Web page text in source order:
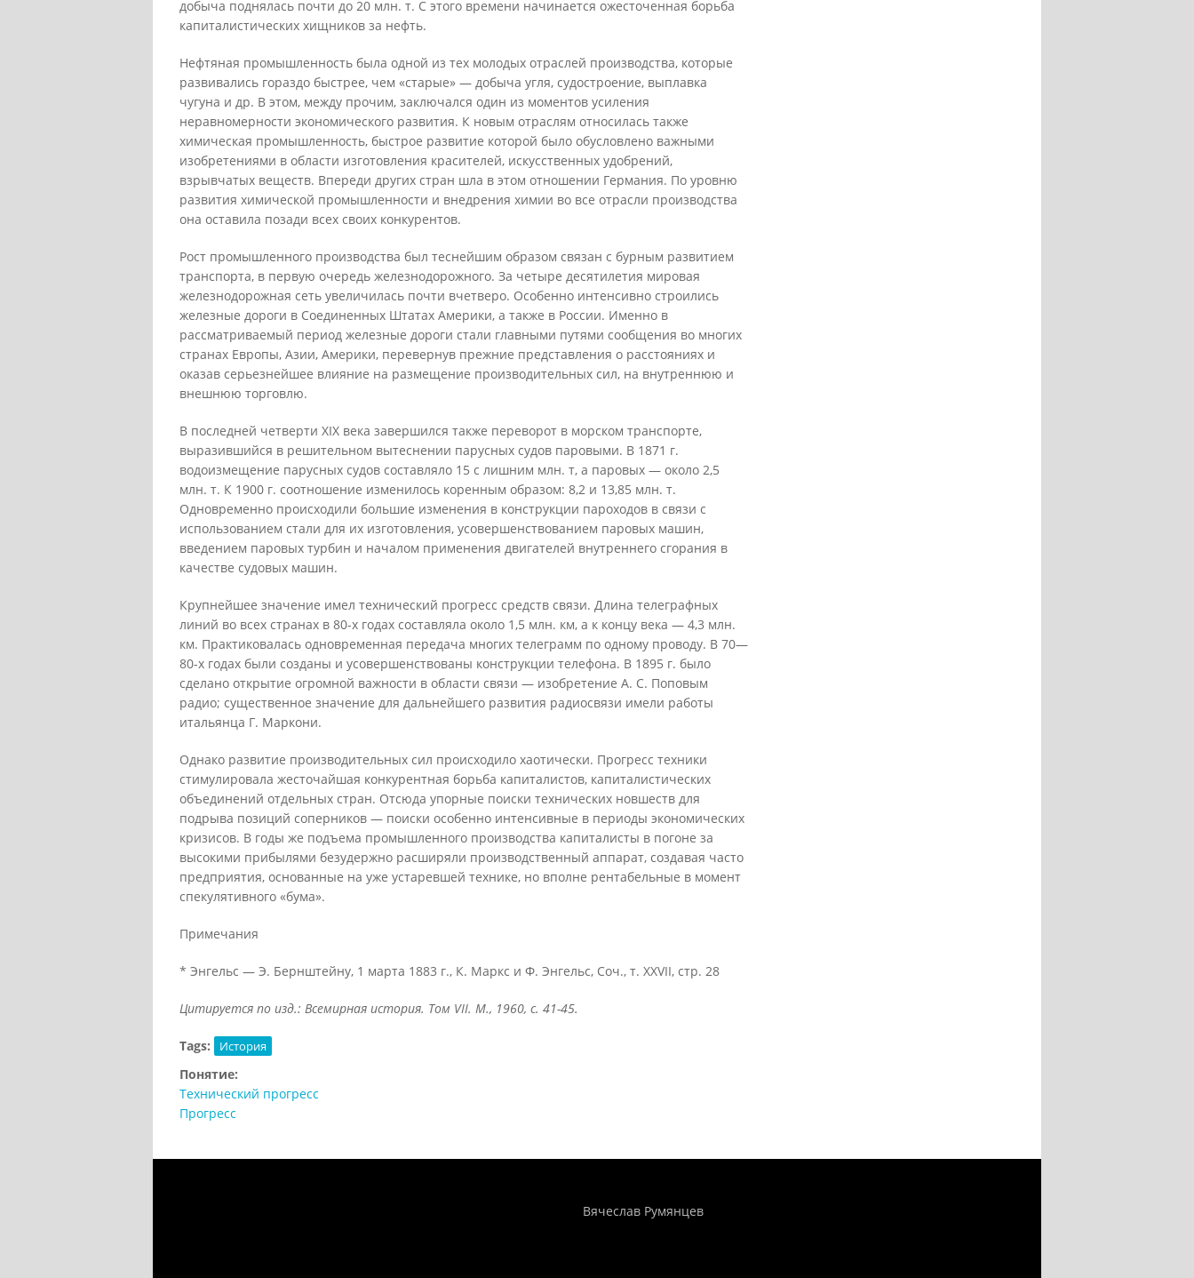
добыча поднялась почти до 20 млн. т. С этого времени начинается ожесточенная борьба
капиталистических хищников за нефть.
Нефтяная промышленность была одной из тех молодых отраслей производства, которые
развивались гораздо быстрее, чем «старые» — добыча угля, судостроение, выплавка
чугуна и др. В этом, между прочим, заключался один из моментов усиления
неравномерности экономического развития. К новым отраслям относилась также
химическая промышленность, быстрое развитие которой было обусловлено важными
изобретениями в области изготовления красителей, искусственных удобрений,
взрывчатых веществ. Впереди других стран шла в этом отношении Германия. По уровню
развития химической промышленности и внедрения химии во все отрасли производства
она оставила позади всех своих конкурентов.
Рост промышленного производства был теснейшим образом связан с бурным развитием
транспорта, в первую очередь железнодорожного. За четыре десятилетия мировая
железнодорожная сеть увеличилась почти вчетверо. Особенно интенсивно строились
железные дороги в Соединенных Штатах Америки, а также в России. Именно в
рассматриваемый период железные дороги стали главными путями сообщения во многих
странах Европы, Азии, Америки, перевернув прежние представления о расстояниях и
оказав серьезнейшее влияние на размещение производительных сил, на внутреннюю и
внешнюю торговлю.
В последней четверти XIX века завершился также переворот в морском транспорте,
выразившийся в решительном вытеснении парусных судов паровыми. В 1871 г.
водоизмещение парусных судов составляло 15 с лишним млн. т, а паровых — около 2,5
млн. т. К 1900 г. соотношение изменилось коренным образом: 8,2 и 13,85 млн. т.
Одновременно происходили большие изменения в конструкции пароходов в связи с
использованием стали для их изготовления, усовершенствованием паровых машин,
введением паровых турбин и началом применения двигателей внутреннего сгорания в
качестве судовых машин.
Крупнейшее значение имел технический прогресс средств связи. Длина телеграфных
линий во всех странах в 80-х годах составляла около 1,5 млн. км, а к концу века — 4,3 млн.
км. Практиковалась одновременная передача многих телеграмм по одному проводу. В 70—
80-х годах были созданы и усовершенствованы конструкции телефона. В 1895 г. было
сделано открытие огромной важности в области связи — изобретение А. С. Поповым
радио; существенное значение для дальнейшего развития радиосвязи имели работы
итальянца Г. Маркони.
Однако развитие производительных сил происходило хаотически. Прогресс техники
стимулировала жесточайшая конкурентная борьба капиталистов, капиталистических
объединений отдельных стран. Отсюда упорные поиски технических новшеств для
подрыва позиций соперников — поиски особенно интенсивные в периоды экономических
кризисов. В годы же подъема промышленного производства капиталисты в погоне за
высокими прибылями безудержно расширяли производственный аппарат, создавая часто
предприятия, основанные на уже устаревшей технике, но вполне рентабельные в момент
спекулятивного «бума».
Примечания
* Энгельс — Э. Бернштейну, 1 марта 1883 г., К. Маркс и Ф. Энгельс, Соч., т. XXVII, стр. 28
Цитируется по изд.: Всемирная история. Том VII. М., 1960, с. 41-45.
Tags: История
Понятие:
Технический прогресс
Прогресс
Вячеслав Румянцев